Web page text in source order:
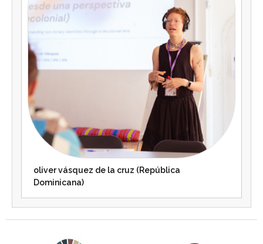
oliver vásquez de la cruz (República
Dominicana)